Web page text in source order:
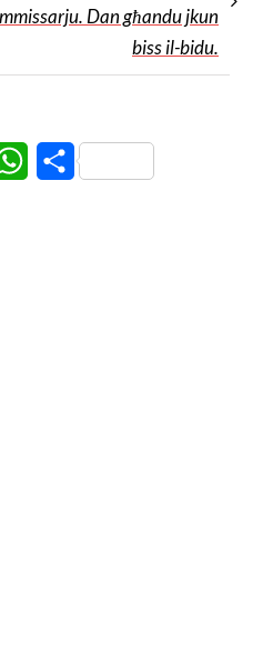
Dan għandu jkun
biss il-bidu.
WhatsApp
Share